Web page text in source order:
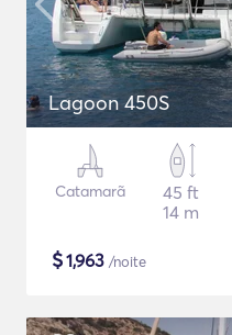
Lagoon 450S
Catamarã
45 ft
14 m
$1,963 /noite